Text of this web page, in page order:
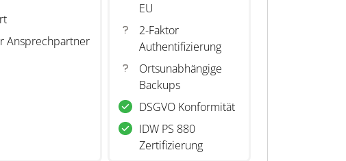
Ansprechpartner
EU
2-Faktor
Authentifizierung
Ortsunabhängige
Backups
DSGVO Konformität
IDW PS 880
Zertifizierung